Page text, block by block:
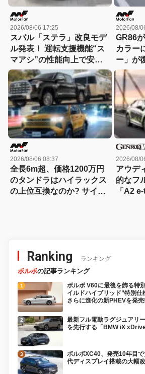
2026/08/06 17:25
スバル「ステラ」改良モデ
ル発表！ 運転支援機能“ス
マアシ”の性能向上で安心
感さらにアップ
2026/08/
GR86
カラー
ー」が
2026/08/06 08:37
全長6m超、価格1200万円
のタンドラはハイラックス
の上位互換なのか? サイ
2026/08/
アウデ
的なフ
「A2
Ranking ランキング
ボルボの記事ランキング
ボルボ V60に最後を飾る特
イルドハイブリッド”特別
さらに進化の新PHEVを発売!
最新フル電動ラグジュアリ
を先行する「BMW iX
ボルボXC40、発売10年目
代ディスプレイ搭載の大幅